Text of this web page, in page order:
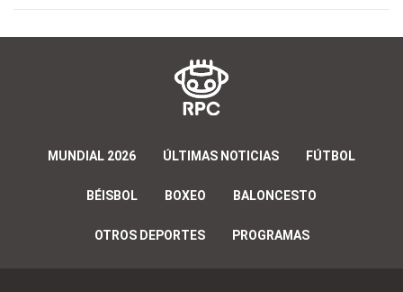
MUNDIAL 2026 ÚLTIMAS NOTICIAS FÚTBOL
BÉISBOL BOXEO BALONCESTO
OTROS DEPORTES PROGRAMAS